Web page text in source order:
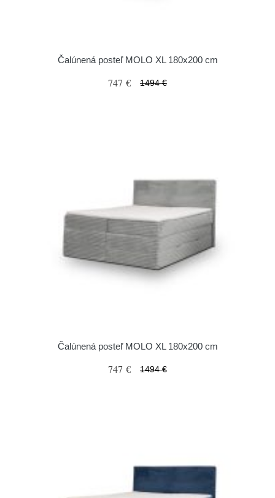
Čalúnená posteľ MOLO XL 180x200 cm
747 € 1494 €
Čalúnená posteľ MOLO XL 180x200 cm
747 € 1494 €